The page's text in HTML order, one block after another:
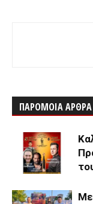
ΠΑΡΟΜΟΙΑ ΑΡΘΡΑ
Με